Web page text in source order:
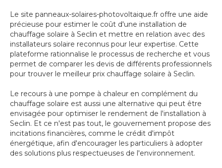
Le site panneaux-solaires-photovoltaique.fr offre une aide
précieuse pour estimer le coût d'une installation de
chauffage solaire à Seclin et mettre en relation avec des
installateurs solaire reconnus pour leur expertise. Cette
plateforme rationnalise le processus de recherche et vous
permet de comparer les devis de différents professionnels
pour trouver le meilleur prix chauffage solaire à Seclin.
Le recours à une pompe à chaleur en complément du
chauffage solaire est aussi une alternative qui peut être
envisagée pour optimiser le rendement de l'installation à
Seclin. Et ce n'est pas tout, le gouvernement propose des
incitations financières, comme le crédit d'impôt
énergétique, afin d'encourager les particuliers à adopter
des solutions plus respectueuses de l'environnement.